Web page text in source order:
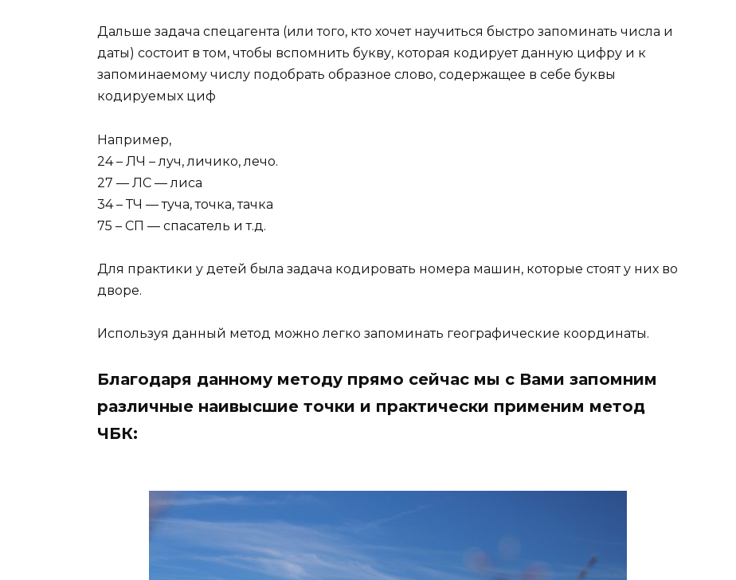
Дальше задача спецагента (или того, кто хочет научиться быстро запоминать числа и
даты) состоит в том, чтобы вспомнить букву, которая кодирует данную цифру и к
запоминаемому числу подобрать образное слово, содержащее в себе буквы
кодируемых циф
Например,
24 – ЛЧ – луч, личико, лечо.
27 — ЛС — лиса
34 – ТЧ — туча, точка, тачка
75 – СП — спасатель и т.д.
Для практики у детей была задача кодировать номера машин, которые стоят у них во
дворе.
Используя данный метод можно легко запоминать географические координаты.
Благодаря данному методу прямо сейчас мы с Вами запомним
различные наивысшие точки и практически применим метод
ЧБК: